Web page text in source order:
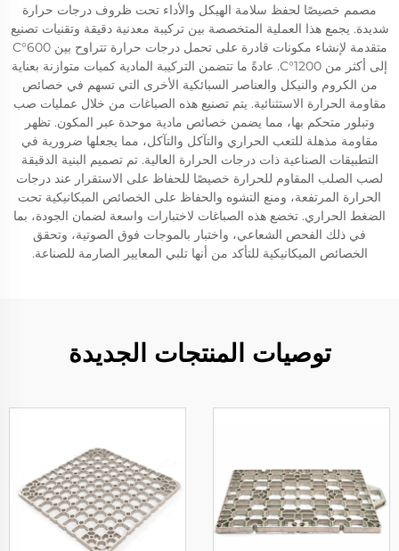
مصمم خصيصًا لحفظ سلامة الهيكل والأداء تحت ظروف درجات حرارة
شديدة. يجمع هذا العملية المتخصصة بين تركيبة معدنية دقيقة وتقنيات تصنيع
متقدمة لإنشاء مكونات قادرة على تحمل درجات حرارة تتراوح بين 600°C
إلى أكثر من 1200°C. عادةً ما تتضمن التركيبة المادية كميات متوازنة بعناية
من الكروم والنيكل والعناصر السبائكية الأخرى التي تسهم في خصائص
مقاومة الحرارة الاستثنائية. يتم تصنيع هذه الصباغات من خلال عمليات صب
وتبلور متحكم بها، مما يضمن خصائص مادية موحدة عبر المكون. تظهر
مقاومة مذهلة للتعب الحراري والتآكل والتآكل، مما يجعلها ضرورية في
التطبيقات الصناعية ذات درجات الحرارة العالية. تم تصميم البنية الدقيقة
لصب الصلب المقاوم للحرارة خصيصًا للحفاظ على الاستقرار عند درجات
الحرارة المرتفعة، ومنع التشوه والحفاظ على الخصائص الميكانيكية تحت
الضغط الحراري. تخضع هذه الصباغات لاختبارات واسعة لضمان الجودة، بما
في ذلك الفحص الشعاعي، واختبار بالموجات فوق الصوتية، وتحقق
الخصائص الميكانيكية للتأكد من أنها تلبي المعايير الصارمة للصناعة.
توصيات المنتجات الجديدة